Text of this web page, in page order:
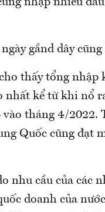
nhập nhiều
gầnd dây
thấy tổng nhập
nhất kể từ khi nổ
tháng 4/2022.
Quốc cũng đạt
nhu cầu của các
doanh của